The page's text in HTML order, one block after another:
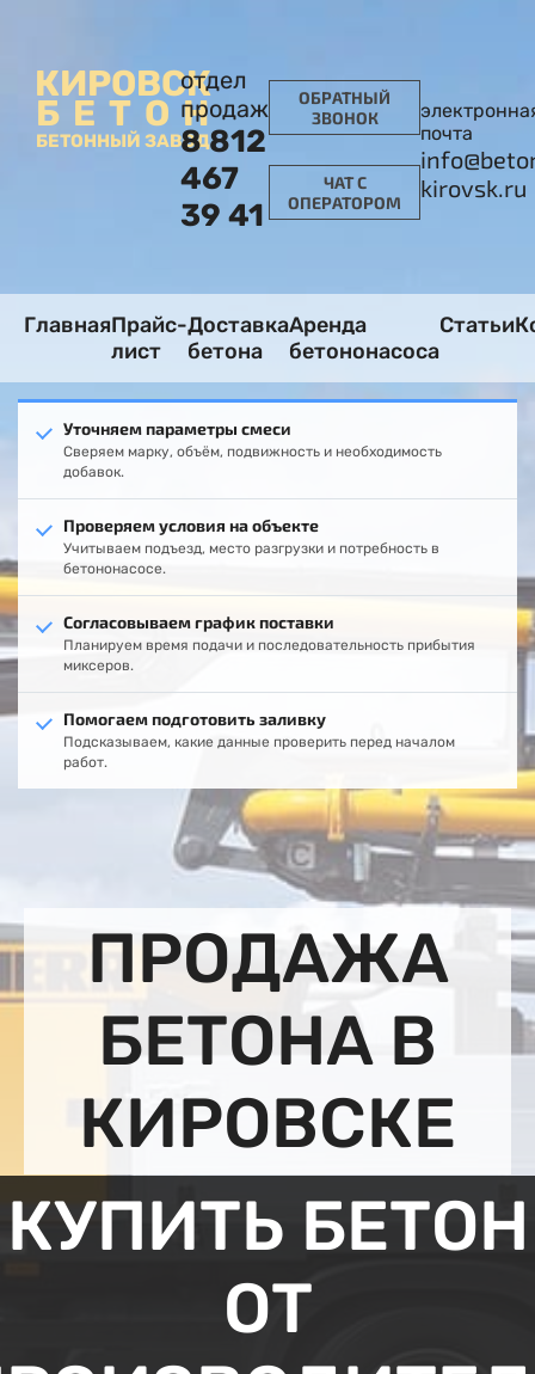
КИРОВСК
БЕТОН
БЕТОННЫЙ ЗАВОД
отдел
продаж
8 812
467
39 41
ОБРАТНЫЙ
ЗВОНОК
ЧАТ С
ОПЕРАТОРОМ
почта
kirovsk.ru
ГлавнаяПрайс-
лист
Доставка
бетона
Аренда
бетононасоса
Статьи
Уточняем параметры смеси
Сверяем марку, объём, подвижность и необходимость
добавок.
Проверяем условия на объекте
Учитываем подъезд, место разгрузки и потребность в
бетононасосе.
Согласовываем график поставки
Планируем время подачи и последовательность прибытия
миксеров.
Помогаем подготовить заливку
Подсказываем, какие данные проверить перед началом
работ.
ПРОДАЖА
БЕТОНА В
КИРОВСКЕ
КУПИТЬ БЕТОН
ОТ